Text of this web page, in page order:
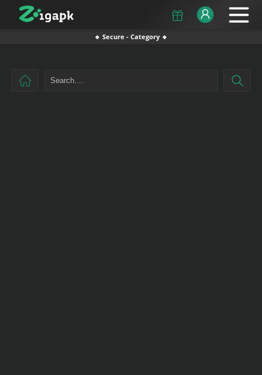
🔹 Secure - Category 🔹